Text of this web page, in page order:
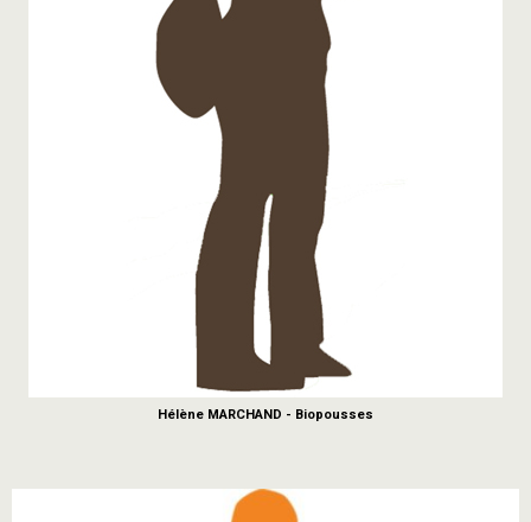
Hélène MARCHAND - Biopousses